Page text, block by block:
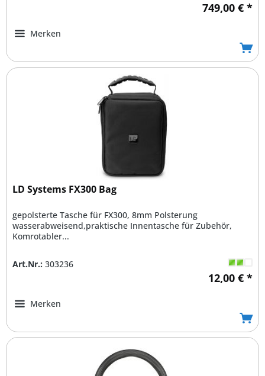
749,00 € *
Merken
LD Systems FX300 Bag
gepolsterte Tasche für FX300, 8mm Polsterung
wasserabweisend,praktische Innentasche für Zubehör,
Komrotabler...
Art.Nr.: 303236
12,00 € *
Merken